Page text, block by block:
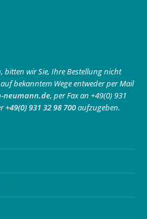
bitten wir Sie, Ihre Bestellung nicht
bekanntem Wege entweder per Mail
neumann.de, per Fax an +49(0) 931
+49(0) 931 32 98 700aufzugeben.